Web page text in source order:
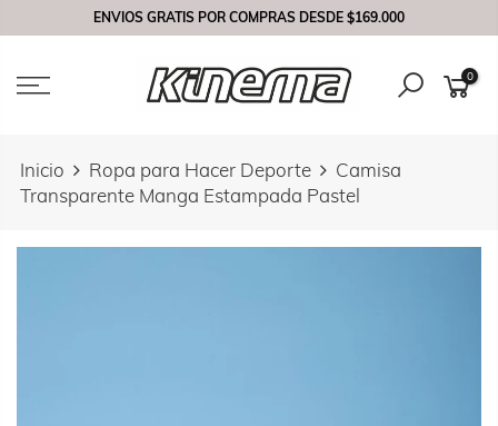
ENVIOS GRATIS POR COMPRAS DESDE $169.000
0
Inicio Ropa para Hacer Deporte
Camisa
Transparente Manga Estampada Pastel